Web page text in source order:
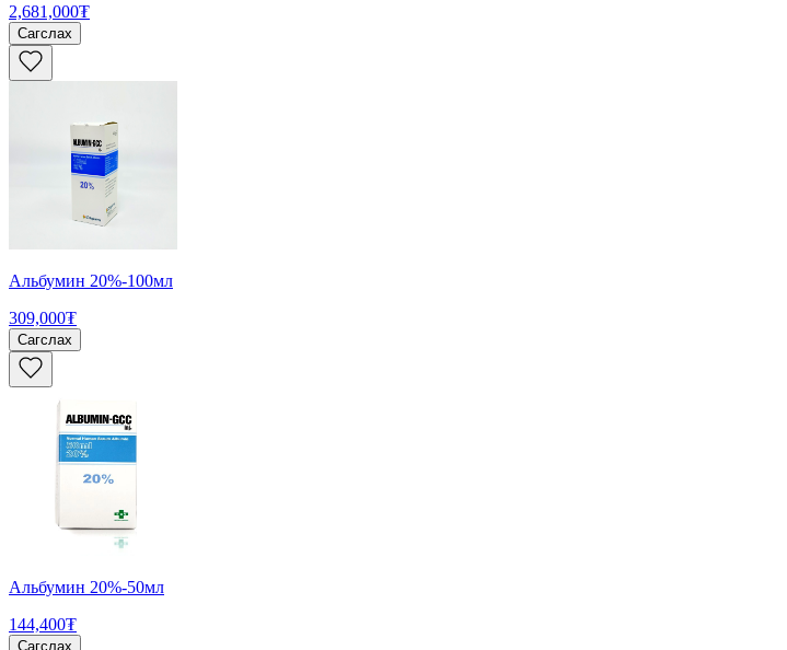
2,681,000₮
Сагслах
Альбумин 20%-100мл
309,000₮
Сагслах
Альбумин 20%-50мл
144,400₮
Сагслах